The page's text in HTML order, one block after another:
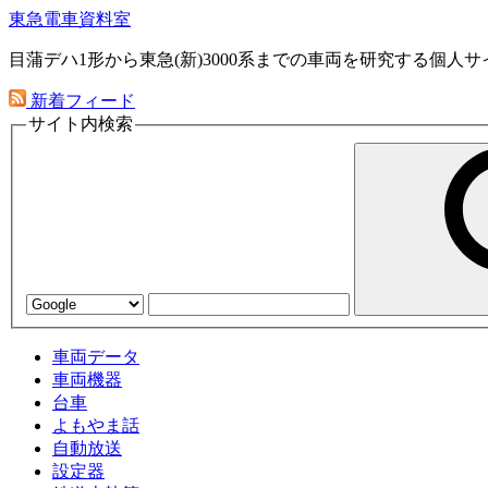
東急電車資料室
目蒲デハ1形から東急(新)3000系までの車両を研究する個人サ
新着フィード
サイト内検索
車両データ
車両機器
台車
よもやま話
自動放送
設定器